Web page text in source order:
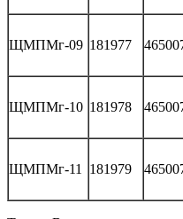
ЩМПМг-09 181977
ЩМПМг-10 181978
ЩМПМг-11 181979